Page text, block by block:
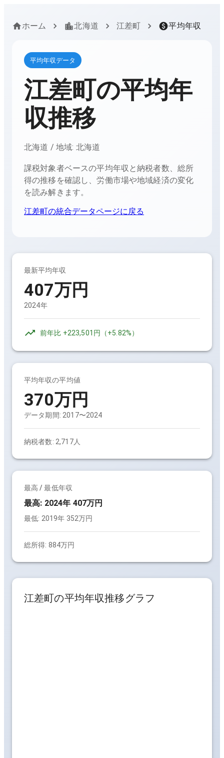
ホーム 北海道 江差町 平均年収
平均年収データ
江差町の平均年
収推移
北海道 / 地域: 北海道
課税対象者ベースの平均年収と納税者数、総所
得の推移を確認し、労働市場や地域経済の変化
を読み解きます。
江差町の統合データページに戻る
最新平均年収
407万円
2024年
前年比 +223,501円 （+5.82%）
平均年収の平均値
370万円
データ期間: 2017〜2024
納税者数: 2,717人
最高 / 最低年収
最高: 2024年 407万円
最低: 2019年 352万円
総所得: 884万円
江差町の平均年収推移グラフ